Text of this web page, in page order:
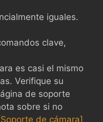
iguales.
clave,
es casi el mismo
Verifique su
de soporte
sobre si no
de cámara]